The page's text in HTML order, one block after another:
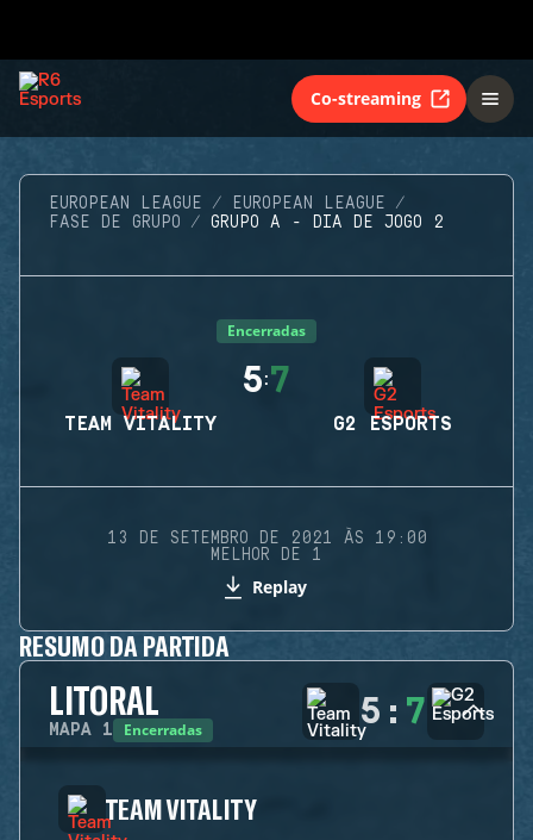
Co-streaming
EUROPEAN LEAGUE
EUROPEAN LEAGUE
FASE DE GRUPO
GRUPO A - DIA DE JOGO 2
Encerradas
TEAM VITALITY
5:7
G2 ESPORTS
13 DE SETEMBRO DE 2021 ÀS 19:00
MELHOR DE 1
Replay
RESUMO DA PARTIDA
LITORAL
MAPA 1 Encerradas 5 : 7
TEAM VITALITY